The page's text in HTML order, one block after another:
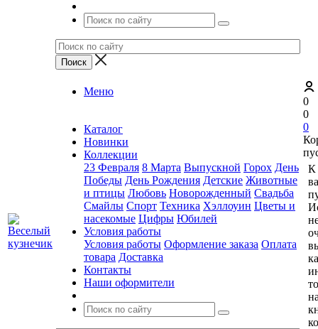
Меню
Каталог
Новинки
Коллекции
23 Февраля 8 Марта Выпускной Горох День
Победы День Рождения Детские Животные
и птицы Любовь Новорожденный Свадьба
Смайлы Спорт Техника Хэллоуин Цветы и
насекомые Цифры Юбилей
Условия работы
Условия работы Оформление заказа Оплата
товара Доставка
Контакты
Наши оформители
0
0
0
К